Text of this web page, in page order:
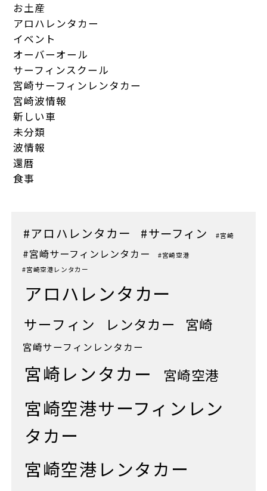
お土産
アロハレンタカー
イベント
オーバーオール
サーフィンスクール
宮崎サーフィンレンタカー
宮崎波情報
新しい車
未分類
波情報
還暦
食事
#アロハレンタカー #サーフィン #宮崎
#宮崎サーフィンレンタカー
#宮崎空港
#宮崎空港レンタカー
アロハレンタカー
サーフィン レンタカー 宮崎
宮崎サーフィンレンタカー
宮崎レンタカー 宮崎空港
宮崎空港サーフィンレン
タカー
宮崎空港レンタカー